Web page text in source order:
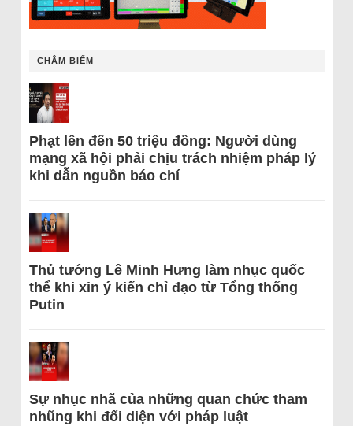
CHÂM BIẾM
Phạt lên đến 50 triệu đồng: Người dùng
mạng xã hội phải chịu trách nhiệm pháp lý
khi dẫn nguồn báo chí
Thủ tướng Lê Minh Hưng làm nhục quốc
thể khi xin ý kiến chỉ đạo từ Tổng thống
Putin
Sự nhục nhã của những quan chức tham
nhũng khi đối diện với pháp luật